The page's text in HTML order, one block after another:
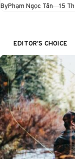
ByPhạm Ngọc Tân 15
EDITOR'S CHOICE